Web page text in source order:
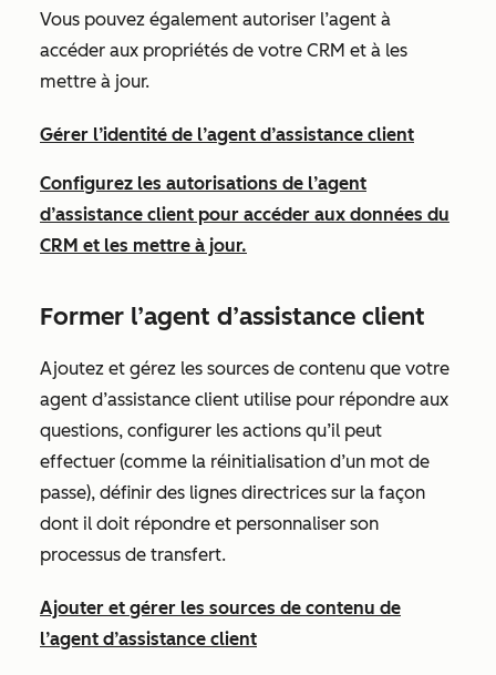
Vous pouvez également autoriser l’agent à
accéder aux propriétés de votre CRM et à les
mettre à jour.
Gérer l’identité de l’agent d’assistance client
Configurez les autorisations de l’agent
d’assistance client pour accéder aux données du
CRM et les mettre à jour.
Former l’agent d’assistance client
Ajoutez et gérez les sources de contenu que votre
agent d’assistance client utilise pour répondre aux
questions, configurer les actions qu’il peut
effectuer (comme la réinitialisation d’un mot de
passe), définir des lignes directrices sur la façon
dont il doit répondre et personnaliser son
processus de transfert.
Ajouter et gérer les sources de contenu de
l’agent d’assistance client